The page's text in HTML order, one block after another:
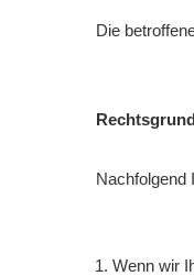
Die
Nachfolgend
Wenn wir